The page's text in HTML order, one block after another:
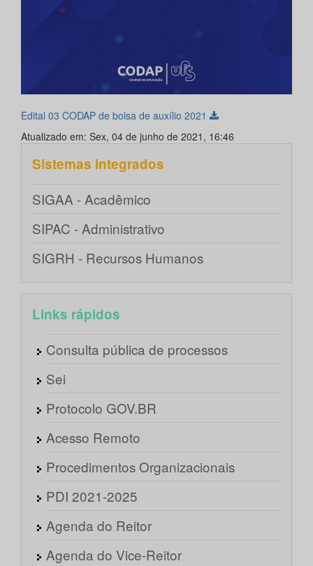
Edital 03 CODAP de bolsa de auxílio 2021
Atualizado em: Sex, 04 de junho de 2021, 16:46
Sistemas integrados
SIGAA - Acadêmico
SIPAC - Administrativo
SIGRH - Recursos Humanos
Links rápidos
Consulta pública de processos
Sei
Protocolo GOV.BR
Acesso Remoto
Procedimentos Organizacionais
PDI 2021-2025
Agenda do Reitor
Agenda do Vice-Reitor